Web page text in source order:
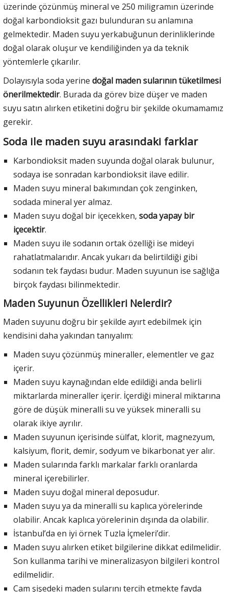
üzerinde çözünmüş mineral ve 250 miligramın üzerinde
doğal karbondioksit gazı bulunduran su anlamına
gelmektedir. Maden suyu yerkabuğunun derinliklerinde
doğal olarak oluşur ve kendiliğinden ya da teknik
yöntemlerle çıkarılır.
Dolayısıyla soda yerine doğal maden sularının tüketilmesi
önerilmektedir. Burada da görev bize düşer ve maden
suyu satın alırken etiketini doğru bir şekilde okumamamız
gerekir.
Soda ile maden suyu arasındaki farklar
Karbondioksit maden suyunda doğal olarak bulunur,
sodaya ise sonradan karbondioksit ilave edilir.
Maden suyu mineral bakımından çok zenginken,
sodada mineral yer almaz.
Maden suyu doğal bir içecekken, soda yapay bir
içecektir.
Maden suyu ile sodanın ortak özelliği ise mideyi
rahatlatmalarıdır. Ancak yukarı da belirtildiği gibi
sodanın tek faydası budur. Maden suyunun ise sağlığa
birçok faydası bilinmektedir.
Maden Suyunun Özellikleri Nelerdir?
Maden suyunu doğru bir şekilde ayırt edebilmek için
kendisini daha yakından tanıyalım:
Maden suyu çözünmüş mineraller, elementler ve gaz
içerir.
Maden suyu kaynağından elde edildiği anda belirli
miktarlarda mineraller içerir. İçerdiği mineral miktarına
göre de düşük mineralli su ve yüksek mineralli su
olarak ikiye ayrılır.
Maden suyunun içerisinde sülfat, klorit, magnezyum,
kalsiyum, florit, demir, sodyum ve bikarbonat yer alır.
Maden sularında farklı markalar farklı oranlarda
mineral içerebilirler.
Maden suyu doğal mineral deposudur.
Maden suyu ya da mineralli su kaplıca yörelerinde
olabilir. Ancak kaplıca yörelerinin dışında da olabilir.
İstanbul’da en iyi örnek Tuzla İçmeleri’dir.
Maden suyu alırken etiket bilgilerine dikkat edilmelidir.
Son kullanma tarihi ve mineralizasyon bilgileri kontrol
edilmelidir.
Cam şişedeki maden sularını tercih etmekte fayda